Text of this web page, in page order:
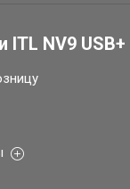
ITL NV9 USB+